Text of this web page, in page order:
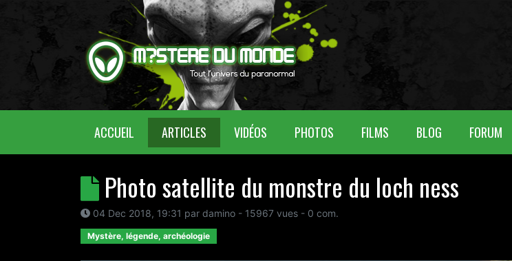
ACCUEIL (CURRENT)ARTICLES VIDÉOS PHOTOS FILMS BLOG FORUM
Photo satellite du monstre du loch ness
04 Dec 2018, 19:31 par damino - 15967 vues - 0 com.
Mystère, légende, archéologie